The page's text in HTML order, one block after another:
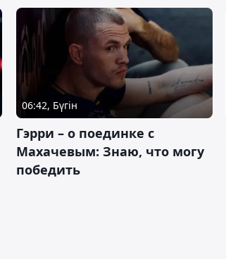
06:42, Бүгін
Гэрри – о поединке с
Махачевым: Знаю, что могу
победить